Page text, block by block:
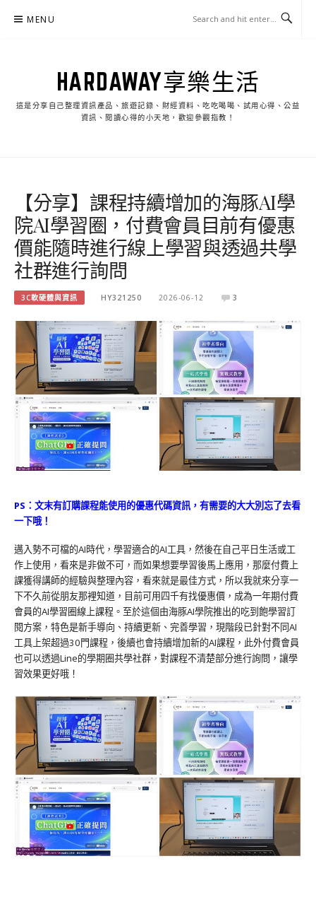
MENU
HARDAWAY享樂生活
這是分享自己整理資訊產品、旅遊記錄、財經資料、吃吃喝喝、試用心得、公益
資訊、閱讀心得的小天地，歡迎參觀指教！
【分享】課程持續增加的海豚AI學
院AI學習圈，付費會員目前有優惠
價能隨時進行線上學習與透過共學
社群進行詢問
3C軟硬體與資訊 HY321250 2026-06-12 3
PS：文末有訂購課程能使用的優惠代碼資訊，有需要的大大別忘了去看
一下哦！
邁入勢不可檔的AI時代，學習適合的AI工具，然後在自己平日生活或工
作上使用，看來是非做不可，而如果想要學習後馬上應用，那麼付費上
課獲得講師的經驗與整理內容，看來就是最佳方式，所以我就來分享一
下不久前從朋友那裡知道，目前可用四千有找優惠價，成為一年期付費
會員的AI學習圈線上課程。至於這個由海豚AI學院推出的吃到飽學習訂
閱方案，特色是新手導向、持續更新、完善學習，現階段已針對不同AI
工具上架超過30門課程，後續也會持續增加新的AI課程，此外付費會員
也可以透過Line的學期圈共學社群，對課程不清楚部分進行詢問，讓學
習效果更好哦！